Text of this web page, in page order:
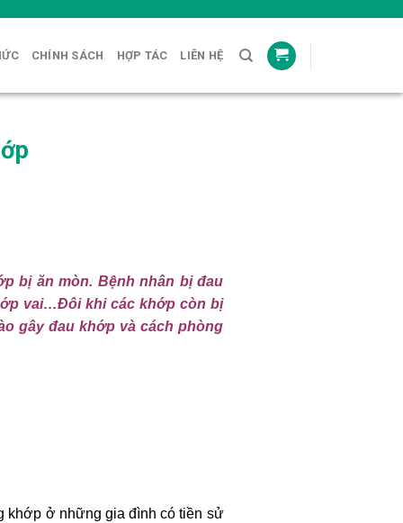
CHÍNH SÁCH HỢP TÁC LIÊN HỆ
bị ăn mòn. Bệnh nhân bị đau
vai…Đôi khi các khớp còn bị
gây đau khớp và cách phòng
khớp ở những gia đình có tiền sử